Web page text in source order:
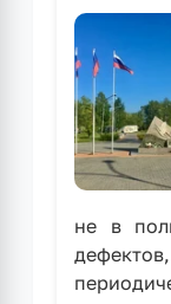
не в